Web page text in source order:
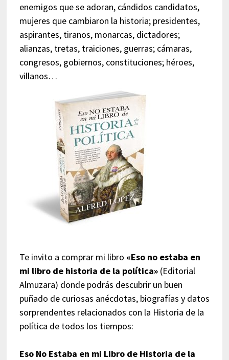
enemigos que se adoran, cándidos candidatos,
mujeres que cambiaron la historia; presidentes,
aspirantes, tiranos, monarcas, dictadores;
alianzas, tretas, traiciones, guerras; cámaras,
congresos, gobiernos, constituciones; héroes,
villanos…
Te invito a comprar mi libro «Eso no estaba en
mi libro de historia de la política»(Editorial
Almuzara) donde podrás descubrir un buen
puñado de curiosas anécdotas, biografías y datos
sorprendentes relacionados con la Historia de la
política de todos los tiempos:
Eso No Estaba en mi Libro de Historia de la